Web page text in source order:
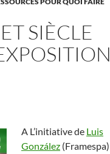
SIÈCLE
A L’initiative de Luis
González (Framespa)